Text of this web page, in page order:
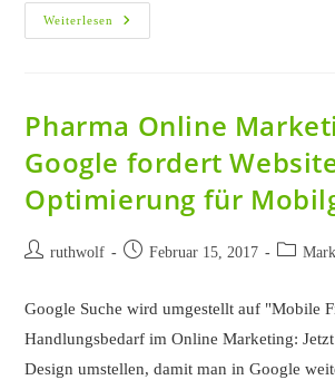
Weiterlesen
OTC
Online
Pharma Online
Google fordert
Optimierung für
Beitrags-
ruthwolf
BeitragFebruar 15, 2017
Beitrags-
Google Suche wird umgestellt auf "Mobile
Handlungsbedarf im Online Marketing:
Design umstellen, damit man in Google